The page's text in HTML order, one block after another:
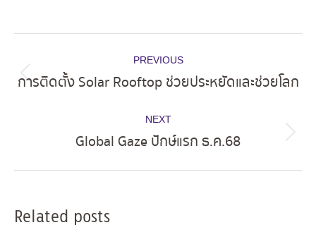
navigation
PREVIOUS
Previous
การติดตั้ง Solar Rooftop ช่วยประหยัดและช่วยโลก
NEXT
Next
Global Gaze ปักษ์แรก ธ.ค.68
Related posts